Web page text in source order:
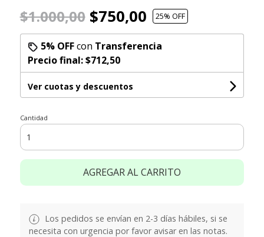
$1.000,00$750,00 25% OFF
5% OFFcon Transferencia
Precio final:$712,50
Ver cuotas y descuentos
Cantidad
AGREGAR AL CARRITO
Los pedidos se envían en 2-3 días hábiles, si se
necesita con urgencia por favor avisar en las notas.